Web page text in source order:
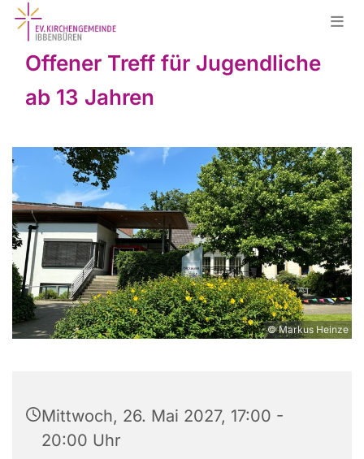
Offener Treff für Jugendliche
ab 13 Jahren
© Markus Heinze
Mittwoch, 26. Mai 2027, 17:00 -
20:00 Uhr